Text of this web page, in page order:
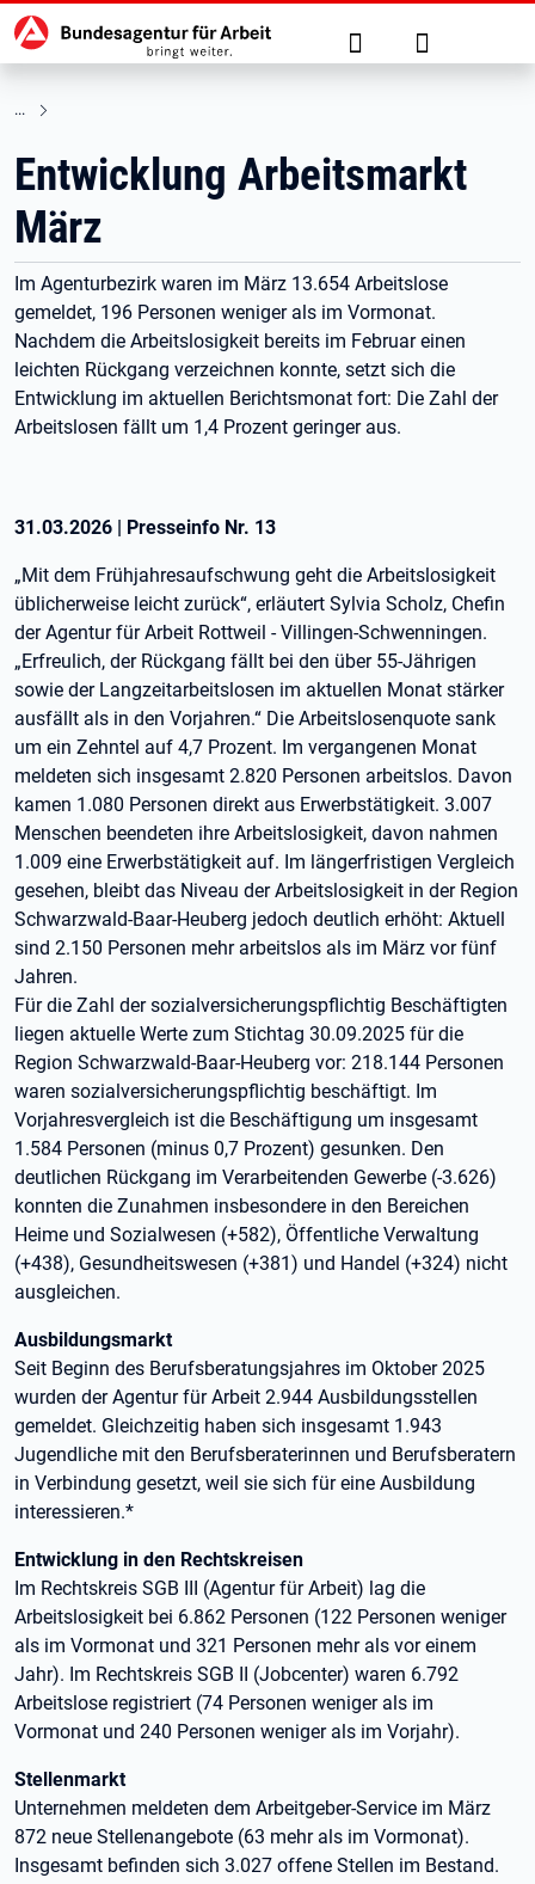
zu den Hauptinhalten springen
Hauptnavigation Suche Anmelden
Entwicklung Arbeitsmarkt
März
Im Agenturbezirk waren im März 13.654 Arbeitslose
gemeldet, 196 Personen weniger als im Vormonat.
Nachdem die Arbeitslosigkeit bereits im Februar einen
leichten Rückgang verzeichnen konnte, setzt sich die
Entwicklung im aktuellen Berichtsmonat fort: Die Zahl der
Arbeitslosen fällt um 1,4 Prozent geringer aus.
31.03.2026 | Presseinfo Nr. 13
„Mit dem Frühjahresaufschwung geht die Arbeitslosigkeit
üblicherweise leicht zurück“, erläutert Sylvia Scholz, Chefin
der Agentur für Arbeit Rottweil - Villingen-Schwenningen.
„Erfreulich, der Rückgang fällt bei den über 55-Jährigen
sowie der Langzeitarbeitslosen im aktuellen Monat stärker
ausfällt als in den Vorjahren.“ Die Arbeitslosenquote sank
um ein Zehntel auf 4,7 Prozent. Im vergangenen Monat
meldeten sich insgesamt 2.820 Personen arbeitslos. Davon
kamen 1.080 Personen direkt aus Erwerbstätigkeit. 3.007
Menschen beendeten ihre Arbeitslosigkeit, davon nahmen
1.009 eine Erwerbstätigkeit auf. Im längerfristigen Vergleich
gesehen, bleibt das Niveau der Arbeitslosigkeit in der Region
Schwarzwald-Baar-Heuberg jedoch deutlich erhöht: Aktuell
sind 2.150 Personen mehr arbeitslos als im März vor fünf
Jahren.
Für die Zahl der sozialversicherungspflichtig Beschäftigten
liegen aktuelle Werte zum Stichtag 30.09.2025 für die
Region Schwarzwald-Baar-Heuberg vor: 218.144 Personen
waren sozialversicherungspflichtig beschäftigt. Im
Vorjahresvergleich ist die Beschäftigung um insgesamt
1.584 Personen (minus 0,7 Prozent) gesunken. Den
deutlichen Rückgang im Verarbeitenden Gewerbe (-3.626)
konnten die Zunahmen insbesondere in den Bereichen
Heime und Sozialwesen (+582), Öffentliche Verwaltung
(+438), Gesundheitswesen (+381) und Handel (+324) nicht
ausgleichen.
Ausbildungsmarkt
Seit Beginn des Berufsberatungsjahres im Oktober 2025
wurden der Agentur für Arbeit 2.944 Ausbildungsstellen
gemeldet. Gleichzeitig haben sich insgesamt 1.943
Jugendliche mit den Berufsberaterinnen und Berufsberatern
in Verbindung gesetzt, weil sie sich für eine Ausbildung
interessieren.*
Entwicklung in den Rechtskreisen
Im Rechtskreis SGB III (Agentur für Arbeit) lag die
Arbeitslosigkeit bei 6.862 Personen (122 Personen weniger
als im Vormonat und 321 Personen mehr als vor einem
Jahr). Im Rechtskreis SGB II (Jobcenter) waren 6.792
Arbeitslose registriert (74 Personen weniger als im
Vormonat und 240 Personen weniger als im Vorjahr).
Stellenmarkt
Unternehmen meldeten dem Arbeitgeber-Service im März
872 neue Stellenangebote (63 mehr als im Vormonat).
Insgesamt befinden sich 3.027 offene Stellen im Bestand.